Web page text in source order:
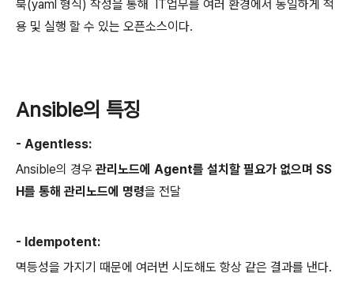
북(yaml 형식) 작성을 통해 IT업무를 여러 환경에서 동일하게 적
용 및 실행 할 수 있는 오픈소스이다.
Ansible의 특징
- Agentless:
Ansible의 경우 관리노드에 Agent를 설치할 필요가 없으며 SS
H를 통해 관리노드에 명령을 전달
- Idempotent:
멱등성을 가지기 때문에 여러번 시도해도 항상 같은 결과를 낸다.